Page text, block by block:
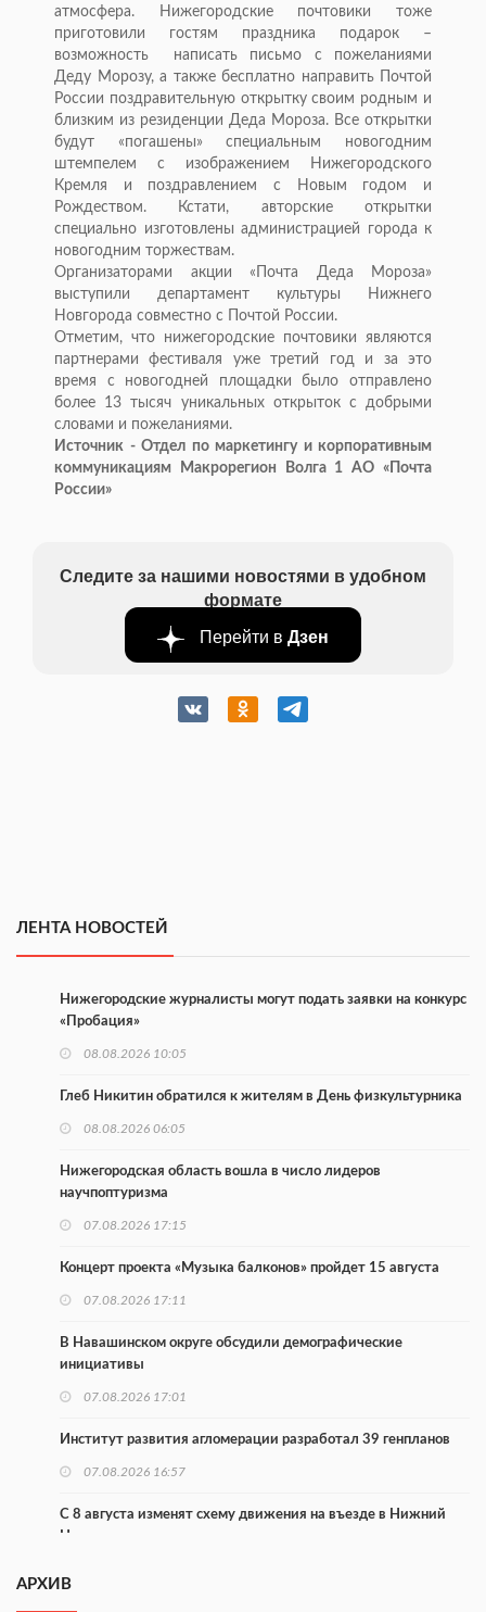
атмосфера. Нижегородские почтовики тоже
приготовили гостям праздника подарок –
возможность написать письмо с пожеланиями
Деду Морозу, а также бесплатно направить Почтой
России поздравительную открытку своим родным и
близким из резиденции Деда Мороза. Все открытки
будут «погашены» специальным новогодним
штемпелем с изображением Нижегородского
Кремля и поздравлением с Новым годом и
Рождеством. Кстати, авторские открытки
специально изготовлены администрацией города к
новогодним торжествам.
Организаторами акции «Почта Деда Мороза»
выступили департамент культуры Нижнего
Новгорода совместно с Почтой России.
Отметим, что нижегородские почтовики являются
партнерами фестиваля уже третий год и за это
время с новогодней площадки было отправлено
более 13 тысяч уникальных открыток с добрыми
словами и пожеланиями.
Источник - Отдел по маркетингу и корпоративным
коммуникациям Макрорегион Волга 1 АО «Почта
России»
Следите за нашими новостями в удобном
формате
Перейти в Дзен
ЛЕНТА НОВОСТЕЙ
Нижегородские журналисты могут подать заявки на конкурс
«Пробация»
08.08.2026 10:05
Глеб Никитин обратился к жителям в День физкультурника
08.08.2026 06:05
Нижегородская область вошла в число лидеров
научпоптуризма
07.08.2026 17:15
Концерт проекта «Музыка балконов» пройдет 15 августа
07.08.2026 17:11
В Навашинском округе обсудили демографические
инициативы
07.08.2026 17:01
Институт развития агломерации разработал 39 генпланов
07.08.2026 16:57
С 8 августа изменят схему движения на въезде в Нижний
Новгород
АРХИВ